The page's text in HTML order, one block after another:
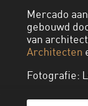
Mercado
gebouwd
van
Architecten
Fotografie: